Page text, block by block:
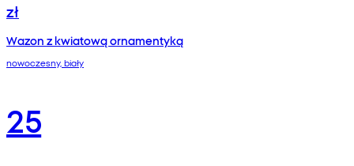
zł
Wazon z kwiatową ornamentyką
nowoczesny, biały
25